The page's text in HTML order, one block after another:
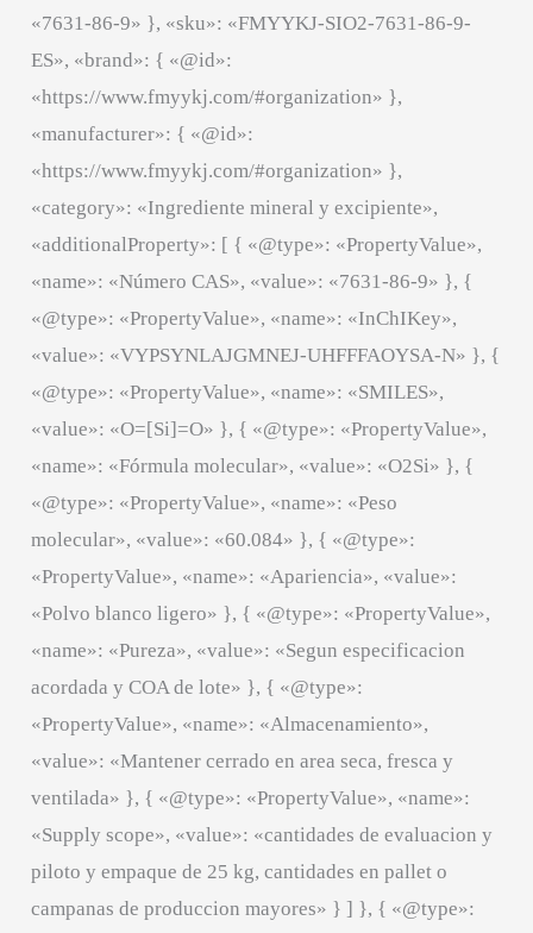
«7631-86-9» }, «sku»: «FMYYKJ-SIO2-7631-86-9-
ES», «brand»: { «@id»:
«https://www.fmyykj.com/#organization» },
«manufacturer»: { «@id»:
«https://www.fmyykj.com/#organization» },
«category»: «Ingrediente mineral y excipiente»,
«additionalProperty»: [ { «@type»: «PropertyValue»,
«name»: «Número CAS», «value»: «7631-86-9» }, {
«@type»: «PropertyValue», «name»: «InChIKey»,
«value»: «VYPSYNLAJGMNEJ-UHFFFAOYSA-N» }, {
«@type»: «PropertyValue», «name»: «SMILES»,
«value»: «O=[Si]=O» }, { «@type»: «PropertyValue»,
«name»: «Fórmula molecular», «value»: «O2Si» }, {
«@type»: «PropertyValue», «name»: «Peso
molecular», «value»: «60.084» }, { «@type»:
«PropertyValue», «name»: «Apariencia», «value»:
«Polvo blanco ligero» }, { «@type»: «PropertyValue»,
«name»: «Pureza», «value»: «Segun especificacion
acordada y COA de lote» }, { «@type»:
«PropertyValue», «name»: «Almacenamiento»,
«value»: «Mantener cerrado en area seca, fresca y
ventilada» }, { «@type»: «PropertyValue», «name»:
«Supply scope», «value»: «cantidades de evaluacion y
piloto y empaque de 25 kg, cantidades en pallet o
campanas de produccion mayores» } ] }, { «@type»: